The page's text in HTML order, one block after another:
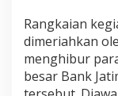
Rangkaian
dimeriahkan
menghibur
besar Bank